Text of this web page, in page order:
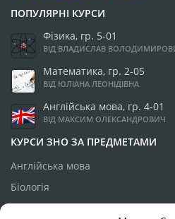
ПОПУЛЯРНІ КУРСИ
Фізика, гр. 5-01
ВІД ВЛАДИСЛАВ
Математика, гр. 2-05
ВІД ЮЛІАНА ЛЕОНІДІВНА
Англійська мова, гр. 4-01
ВІД МАКСИМ ОЛЕКСАНДРОВИЧ
КУРСИ ЗНО ЗА ПРЕДМЕТАМИ
Англійська мова
Біологія
Географія